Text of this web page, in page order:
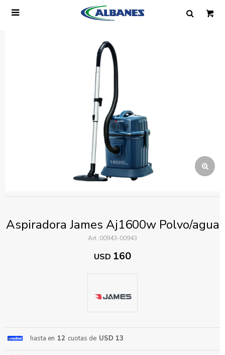

Aspiradora James Aj1600w Polvo/agua
00943-00943
USD 160
hasta en 12 cuotas de USD 13
Ingresa tus datos y te informaremos cuando
tengamos stock disponible.